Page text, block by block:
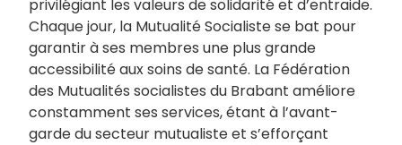
privilégiant les valeurs de solidarité et d’entraide.
Chaque jour, la Mutualité Socialiste se bat pour
garantir à ses membres une plus grande
accessibilité aux soins de santé. La Fédération
des Mutualités socialistes du Brabant améliore
constamment ses services, étant à l’avant-
garde du secteur mutualiste et s’efforçant